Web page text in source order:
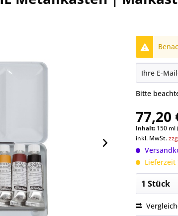
Bitte
77,20
Inhalt: 150 ml
inkl. MwSt.
Lieferzeit